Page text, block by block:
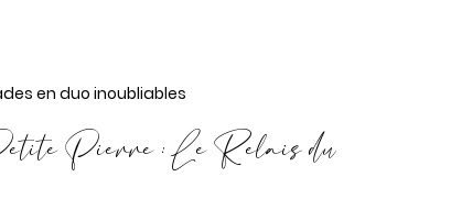
en duo inoubliables
Pierre : Le Relais du